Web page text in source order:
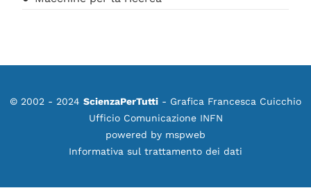
© 2002 - 2024 ScienzaPerTutti - Grafica Francesca Cuicchio
Ufficio Comunicazione INFN
powered by mspweb
Informativa sul trattamento dei dati